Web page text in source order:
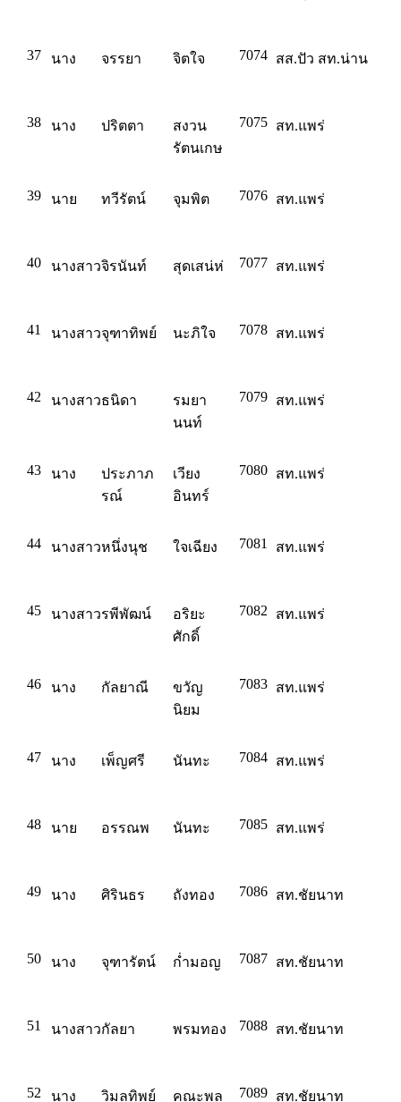
37 นาง จรรยา จิตใจ 7074 สส.ปัว สท.น่าน
38 นาง ปริตตา
สงวน
รัตนเกษ
7075 สท.แพร่
39 นาย ทวีรัตน์ จุมพิต 7076 สท.แพร่
40 นางสาวจิรนันท์ สุดเสน่ห่ 7077 สท.แพร่
41 นางสาวจุฑาทิพย์ นะภิใจ 7078 สท.แพร่
42 นางสาวธนิดา
รมยา
นนท์
7079 สท.แพร่
43 นาง
ประภาภ
รณ์
เวียง
อินทร์
7080 สท.แพร่
44 นางสาวหนึ่งนุช ใจเฉียง 7081 สท.แพร่
45 นางสาวรพีพัฒน์
อริยะ
ศักดิ์
7082 สท.แพร่
46 นาง กัลยาณี
ขวัญ
นิยม
7083 สท.แพร่
47 นาง เพ็ญศรี นันทะ 7084 สท.แพร่
48 นาย อรรณพ นันทะ 7085 สท.แพร่
49 นาง ศิรินธร ถังทอง 7086 สท.ชัยนาท
50 นาง จุฑารัตน์ ก่ำมอญ 7087 สท.ชัยนาท
51 นางสาวกัลยา พรมทอง 7088 สท.ชัยนาท
52 นาง วิมลทิพย์ คณะพล 7089 สท.ชัยนาท